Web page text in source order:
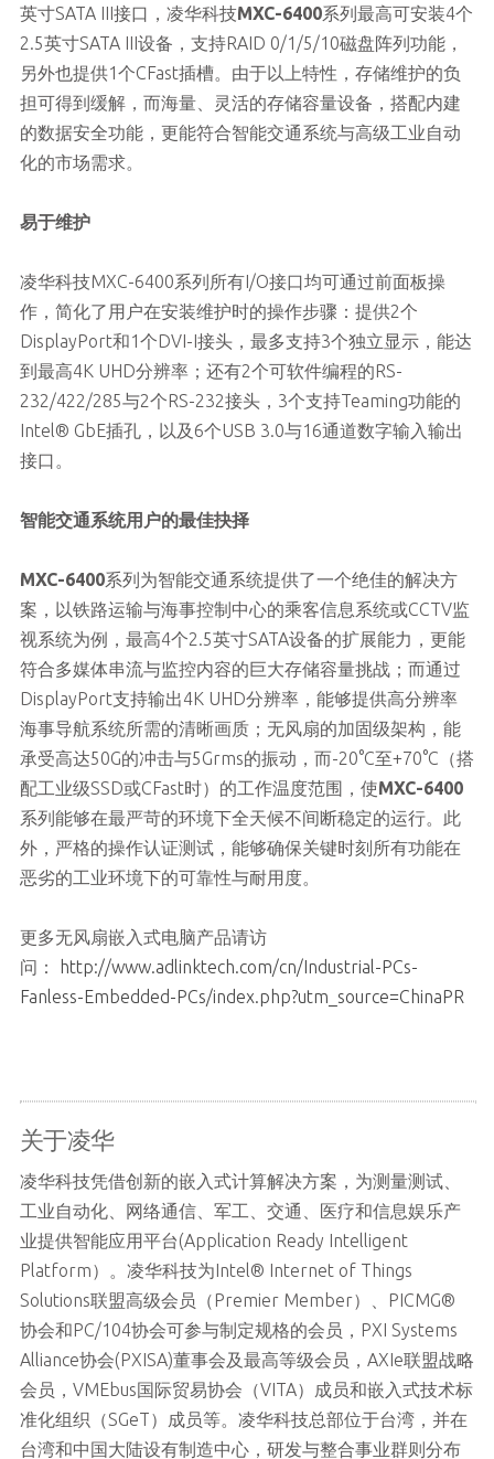
英寸SATA III接口，凌华科技MXC-6400系列最高可安装4个
2.5英寸SATA III设备，支持RAID 0/1/5/10磁盘阵列功能，
另外也提供1个CFast插槽。由于以上特性，存储维护的负
担可得到缓解，而海量、灵活的存储容量设备，搭配内建
的数据安全功能，更能符合智能交通系统与高级工业自动
化的市场需求。
易于维护
凌华科技MXC-6400系列所有I/O接口均可通过前面板操
作，简化了用户在安装维护时的操作步骤：提供2个
DisplayPort和1个DVI-I接头，最多支持3个独立显示，能达
到最高4K UHD分辨率；还有2个可软件编程的RS-
232/422/285与2个RS-232接头，3个支持Teaming功能的
Intel® GbE插孔，以及6个USB 3.0与16通道数字输入输出
接口。
智能交通系统用户的最佳抉择
MXC-6400系列为智能交通系统提供了一个绝佳的解决方
案，以铁路运输与海事控制中心的乘客信息系统或CCTV监
视系统为例，最高4个2.5英寸SATA设备的扩展能力，更能
符合多媒体串流与监控内容的巨大存储容量挑战；而通过
DisplayPort支持输出4K UHD分辨率，能够提供高分辨率
海事导航系统所需的清晰画质；无风扇的加固级架构，能
承受高达50G的冲击与5Grms的振动，而-20°C至+70°C（搭
配工业级SSD或CFast时）的工作温度范围，使MXC-6400
系列能够在最严苛的环境下全天候不间断稳定的运行。此
外，严格的操作认证测试，能够确保关键时刻所有功能在
恶劣的工业环境下的可靠性与耐用度。
更多无风扇嵌入式电脑产品请访
问：
http://www.adlinktech.com/cn/Industrial-PCs-
Fanless-Embedded-PCs/index.php?utm_source=ChinaPR
关于凌华
凌华科技凭借创新的嵌入式计算解决方案，为测量测试、
工业自动化、网络通信、军工、交通、医疗和信息娱乐产
业提供智能应用平台(Application Ready Intelligent
Platform）。凌华科技为Intel® Internet of Things
Solutions联盟高级会员（Premier Member）、PICMG®
协会和PC/104协会可参与制定规格的会员，PXI Systems
Alliance协会(PXISA)董事会及最高等级会员，AXIe联盟战略
会员，VMEbus国际贸易协会（VITA）成员和嵌入式技术标
准化组织（SGeT）成员等。凌华科技总部位于台湾，并在
台湾和中国大陆设有制造中心，研发与整合事业群则分布